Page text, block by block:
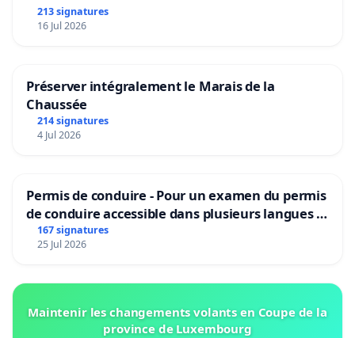
213 signatures
16 Jul 2026
Préserver intégralement le Marais de la
Chaussée
214 signatures
4 Jul 2026
Permis de conduire - Pour un examen du permis
de conduire accessible dans plusieurs langues à
Bruxelles
167 signatures
25 Jul 2026
Maintenir les changements volants en Coupe de la
province de Luxembourg